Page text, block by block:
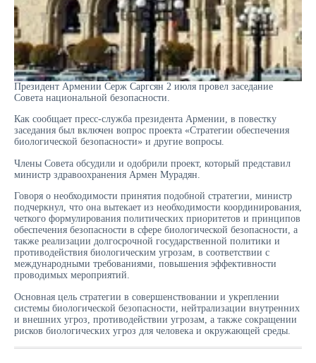
Президент Армении Серж Саргсян 2 июля провел заседание
Совета национальной безопасности.
Как сообщает пресс-служба президента Армении, в повестку
заседания был включен вопрос проекта «Стратегии обеспечения
биологической безопасности» и другие вопросы.
Члены Совета обсудили и одобрили проект, который представил
министр здравоохранения Армен Мурадян.
Говоря о необходимости принятия подобной стратегии, министр
подчеркнул, что она вытекает из необходимости координирования,
четкого формулирования политических приоритетов и принципов
обеспечения безопасности в сфере биологической безопасности, а
также реализации долгосрочной государственной политики и
противодействия биологическим угрозам, в соответствии с
международными требованиями, повышения эффективности
проводимых мероприятий.
Основная цель стратегии в совершенствовании и укреплении
системы биологической безопасности, нейтрализации внутренних
и внешних угроз, противодействии угрозам, а также сокращении
рисков биологических угроз для человека и окружающей среды.